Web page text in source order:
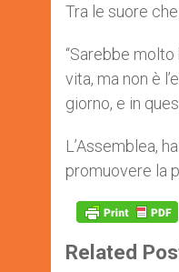
Tra le suore
“Sarebbe
vita, ma non è
giorno, e in
L’Assemblea,
promuovere la
Related